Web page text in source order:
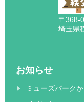
〒368-
埼玉県
お知らせ
ミューズパーク